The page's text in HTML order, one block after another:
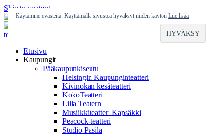
Skip to content
Etusivu
Kaupungit
Pääkaupunkiseutu
Helsingin Kaupunginteatteri
Kivinokan kesäteatteri
KokoTeatteri
Lilla Teatern
Musiikkiteatteri Kapsäkki
Peacock-teatteri
Studio Pasila
Käytämme evästeitä. Käyttämällä sivustoa hyväksyt niiden käytön Lue lisää